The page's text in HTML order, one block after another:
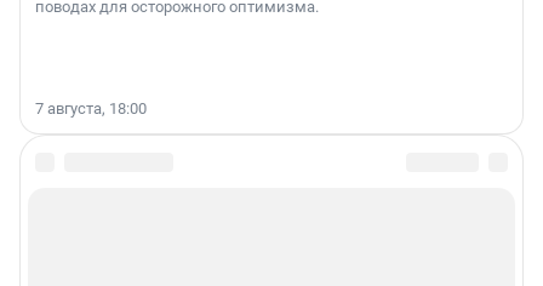
поводах для осторожного оптимизма.
7 августа, 18:00